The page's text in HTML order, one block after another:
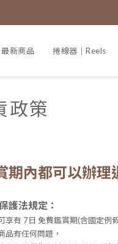
最新商品 捲線器｜Reels
政策
期內都可以辦理
護法規定：
享有 7日 免費鑑賞期(含國定例
品有任何問題，